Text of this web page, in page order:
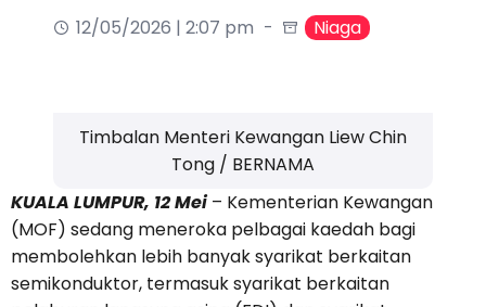
12/05/2026 | 2:07 pm
Niaga
Timbalan Menteri Kewangan Liew Chin
Tong / BERNAMA
KUALA LUMPUR, 12 Mei– Kementerian Kewangan
(MOF) sedang meneroka pelbagai kaedah bagi
membolehkan lebih banyak syarikat berkaitan
semikonduktor, termasuk syarikat berkaitan